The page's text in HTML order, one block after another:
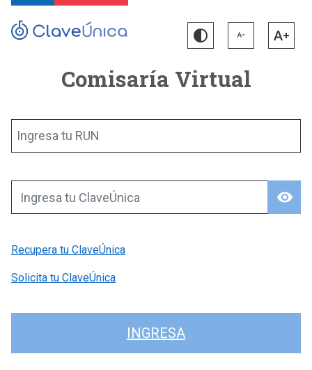
Comisaría Virtual
Ingresa tu RUN
visibility
Ingresa tu ClaveÚnica
Recupera tu ClaveÚnica
Solicita tu ClaveÚnica
INGRESA